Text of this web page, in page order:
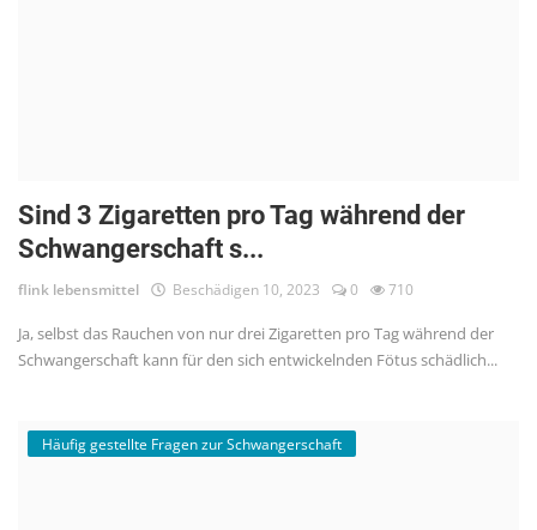
Sind 3 Zigaretten pro Tag während der
Schwangerschaft s...
flink lebensmittel Beschädigen 10, 2023 0 710
Ja, selbst das Rauchen von nur drei Zigaretten pro Tag während der
Schwangerschaft kann für den sich entwickelnden Fötus schädlich...
Häufig gestellte Fragen zur Schwangerschaft